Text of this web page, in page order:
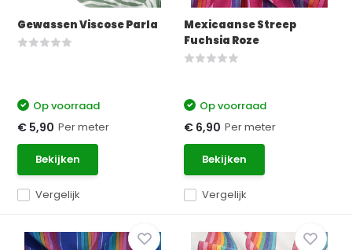
Gewassen Viscose Parla
Vergelijk
Op voorraad
€ 5,90 Per meter
Bekijken
Mexicaanse Streep
Fuchsia Roze
Vergelijk
Op voorraad
€ 6,90 Per meter
Bekijken